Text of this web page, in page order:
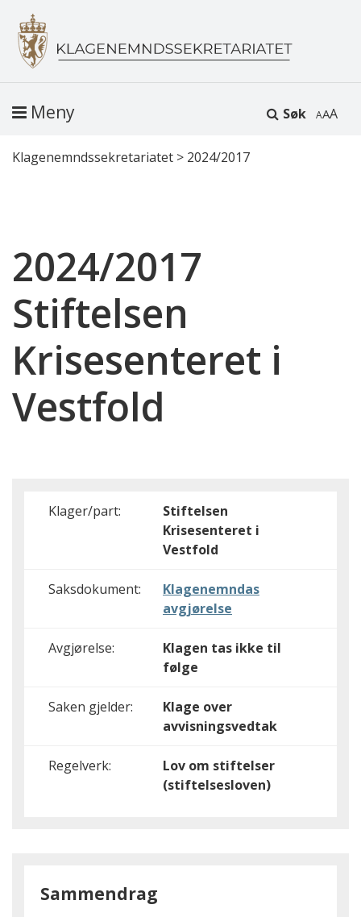
Søk A
Meny
Klagenemndssekretariatet > 2024/2017
2024/2017
Stiftelsen
Krisesenteret i
Vestfold
Klager/part:
Stiftelsen
Krisesenteret i
Vestfold
Saksdokument:
Klagenemndas
avgjørelse
Avgjørelse:
Klagen tas ikke til
følge
Saken gjelder:
Klage over
avvisningsvedtak
Regelverk:
Lov om stiftelser
(stiftelsesloven)
Sammendrag